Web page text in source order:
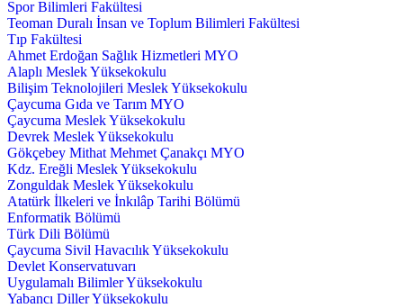
Spor Bilimleri Fakültesi
Teoman Duralı İnsan ve Toplum Bilimleri Fakültesi
Tıp Fakültesi
Ahmet Erdoğan Sağlık Hizmetleri MYO
Alaplı Meslek Yüksekokulu
Bilişim Teknolojileri Meslek Yüksekokulu
Çaycuma Gıda ve Tarım MYO
Çaycuma Meslek Yüksekokulu
Devrek Meslek Yüksekokulu
Gökçebey Mithat Mehmet Çanakçı MYO
Kdz. Ereğli Meslek Yüksekokulu
Zonguldak Meslek Yüksekokulu
Atatürk İlkeleri ve İnkılâp Tarihi Bölümü
Enformatik Bölümü
Türk Dili Bölümü
Çaycuma Sivil Havacılık Yüksekokulu
Devlet Konservatuvarı
Uygulamalı Bilimler Yüksekokulu
Yabancı Diller Yüksekokulu